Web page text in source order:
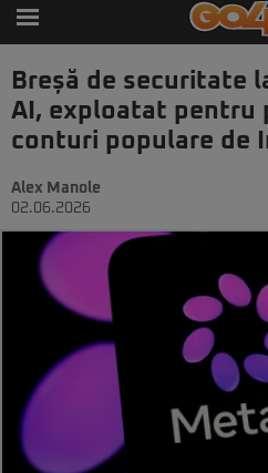
Breșă de securitate
AI, exploatat pentru
conturi populare de
Alex Manole
02.06.2026